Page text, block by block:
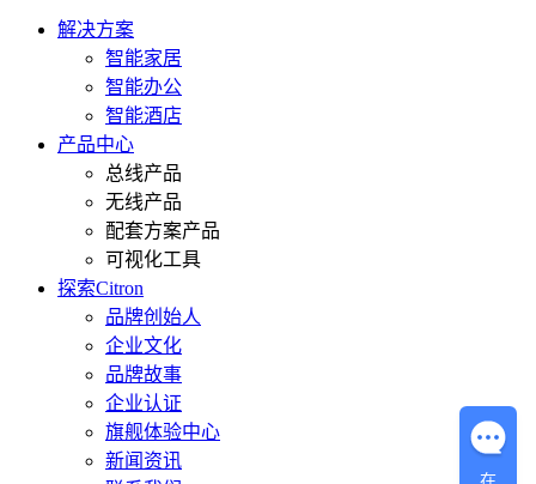
解决方案
智能家居
智能办公
智能酒店
产品中心
总线产品
无线产品
配套方案产品
可视化工具
探索Citron
品牌创始人
企业文化
品牌故事
企业认证
旗舰体验中心
新闻资讯
在